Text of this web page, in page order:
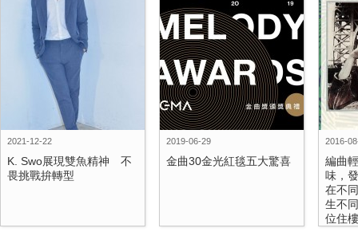
2021-12-22
K. Swo展現雙魚精神 不
畏挑戰拚轉型
2019-06-29
金曲30金光紅毯五大驚喜
2016-
編曲
味，
在不
生不
位住